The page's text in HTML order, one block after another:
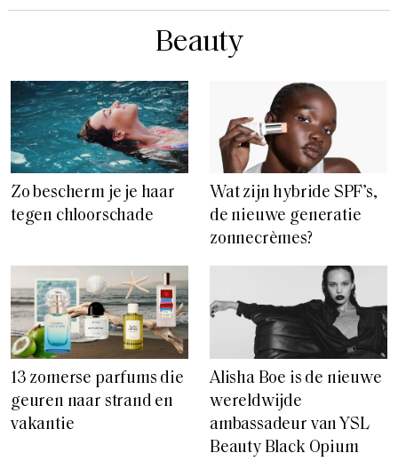
Beauty
Zo bescherm je je haar
tegen chloorschade
Wat zijn hybride SPF’s,
de nieuwe generatie
zonnecrèmes?
13 zomerse parfums die
geuren naar strand en
vakantie
Alisha Boe is de nieuwe
wereldwijde
ambassadeur van YSL
Beauty Black Opium